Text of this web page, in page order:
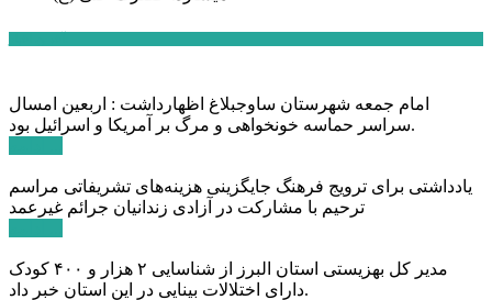
امام جمعه شهرستان ساوجبلاغ اظهارداشت : اربعین امسال
سراسر حماسه خونخواهی و مرگ بر آمریکا و اسرائیل بود.
یادداشتی برای ترویج فرهنگ جایگزینی هزینه‌های تشریفاتی مراسم
ترحیم با مشارکت در آزادی زندانیان جرائم غیرعمد
مدیر کل بهزیستی استان البرز از شناسایی ۲ هزار و ۴۰۰ کودک
دارای اختلالات بینایی در این استان خبر داد.